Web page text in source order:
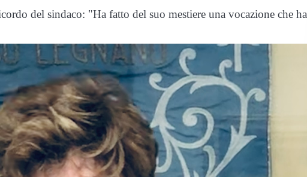
del sindaco: "Ha fatto del suo mestiere una vocazione che ha